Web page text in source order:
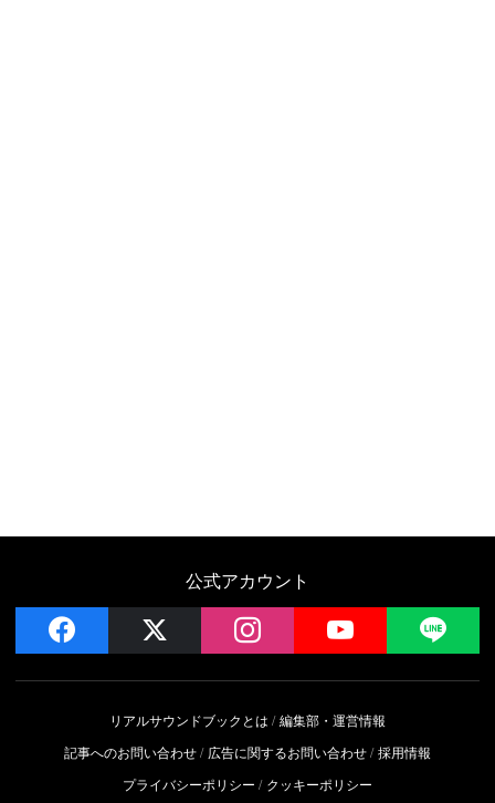
公式アカウント
facebook instagram YouTube
リアルサウンドブックとは
編集部・運営情報
記事へのお問い合わせ
広告に関するお問い合わせ 採用情報
プライバシーポリシー
クッキーポリシー